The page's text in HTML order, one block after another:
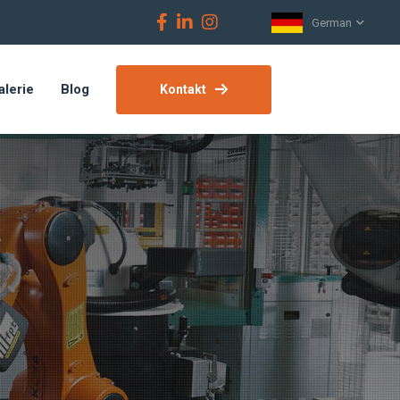
German
Blog Kontakt